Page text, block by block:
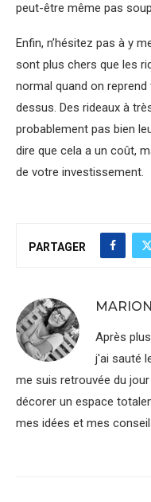
peut-être même pas
Enfin, n’hésitez pas à y
sont plus chers que les
normal quand on
dessus. Des rideaux à
probablement pas bien
dire que cela a un coût,
de votre investissement.
PARTAGER
MARION
Après
j'ai sauté
me suis retrouvée du
décorer un espace
mes idées et mes